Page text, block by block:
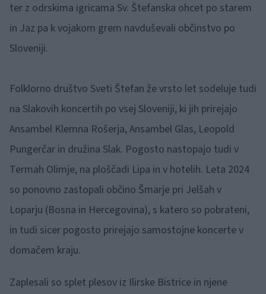
ter z odrskima igricama Sv. Štefanska ohcet po starem
in Jaz pa k vojakom grem navduševali občinstvo po
Sloveniji.
Folklorno društvo Sveti Štefan že vrsto let sodeluje tudi
na Slakovih koncertih po vsej Sloveniji, ki jih prirejajo
Ansambel Klemna Rošerja, Ansambel Glas, Leopold
Pungerčar in družina Slak. Pogosto nastopajo tudi v
Termah Olimje, na ploščadi Lipa in v hotelih. Leta 2024
so ponovno zastopali občino Šmarje pri Jelšah v
Loparju (Bosna in Hercegovina), s katero so pobrateni,
in tudi sicer pogosto prirejajo samostojne koncerte v
domačem kraju.
Zaplesali so splet plesov iz Ilirske Bistrice in njene